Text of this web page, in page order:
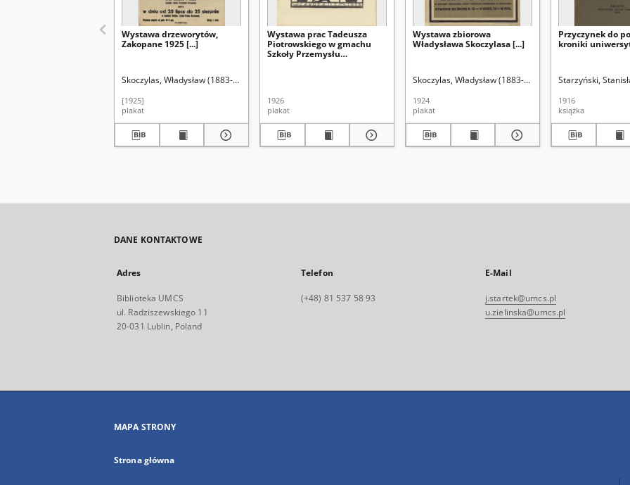
Wystawa drzeworytów,
Zakopane 1925 [...]
Skoczylas, Władysław (1883-1934)
[1925]
plakat
Wystawa prac Tadeusza
Piotrowskiego w gmachu
Szkoły Przemysłu
1926
plakat
Wystawa zbiorowa
Władysława Skoczylasa [...]
Skoczylas, Władysław (1883-1934) Kowarski, Felicjan
1924
plakat
Przyczynek do
kroniki
Starzyński,
1916
książka
DANE KONTAKTOWE
Adres
Biblioteka UMCS
ul. Radziszewskiego 11
20-031 Lublin, Poland
Telefon
(+48) 81 537 58 93
E-Mail
j.startek@umcs.pl
u.zielinska@umcs.pl
MAPA STRONY
Strona główna